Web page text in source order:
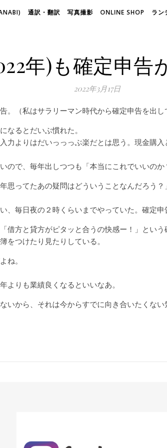
通訳・翻訳 写真撮影 ONLINE SHOP ラン
年)も確定申告
2022年3月17日
（私はサラリーマン時代から確定申告を出し
なるとだいぶ慣れた。
よりはだいっっっぶ楽だとは思う。現金購
で、毎年出しつつも「本当にこれでいいのか
思ってたあの疑問はどういうことなんだろう
毎日夜の２時くらいまでやっていた。確定申
借方と貸方がピタッと合うの快感ー！」とい
をつけたり見たりしている。
ね。
よりも業績良くなるといいなあ。
から、それは今からすでに向き合いたくない